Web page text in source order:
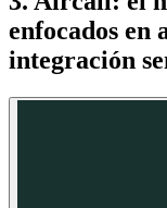
enfocados en
integración